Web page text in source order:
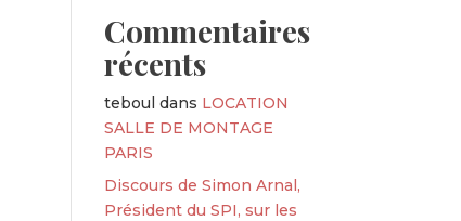
Commentaires
récents
teboul dans LOCATION
SALLE DE MONTAGE
PARIS
Discours de Simon Arnal,
Président du SPI, sur les